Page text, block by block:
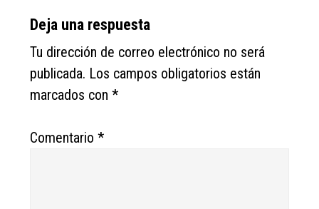
Deja una respuesta
Tu dirección de correo electrónico no será
publicada. Los campos obligatorios están
marcados con*
Comentario*